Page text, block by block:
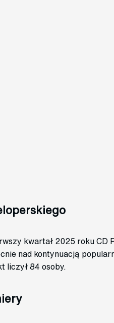
kwartał 2025 roku CD
nad kontynuacją
liczył 84 osoby.